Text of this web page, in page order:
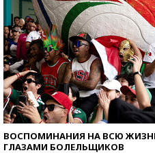
ВОСПОМИНАНИЯ НА ВСЮ
ГЛАЗАМИ БОЛЕЛЬЩИКОВ